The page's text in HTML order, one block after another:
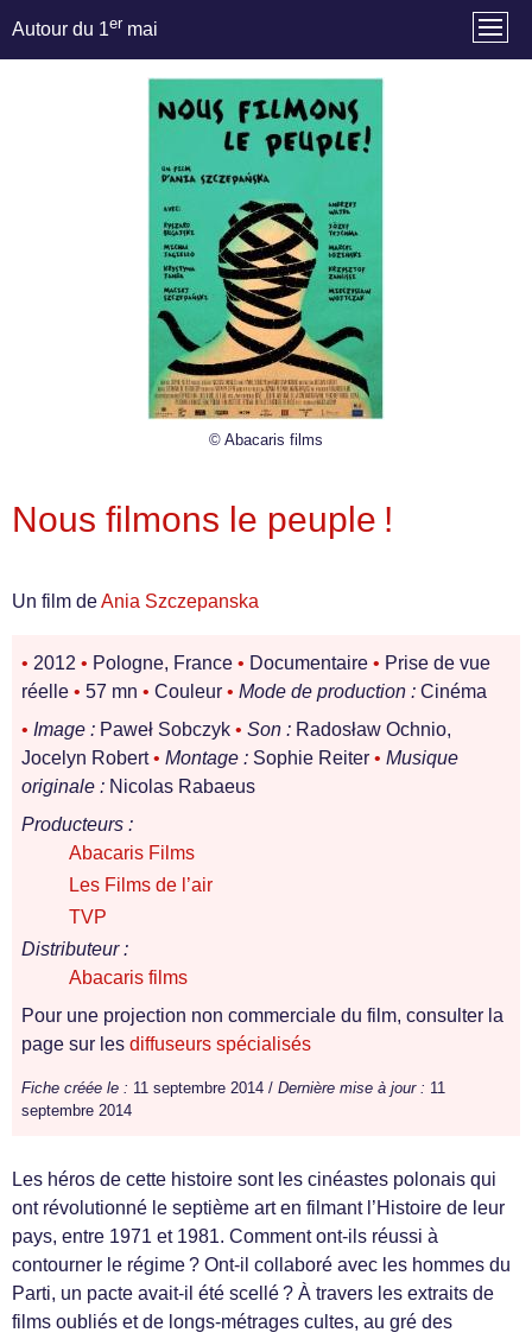
Autour du 1er mai
© Abacaris films
Nous filmons le peuple !
Un film deAnia Szczepanska
• 2012 • Pologne, France • Documentaire • Prise de vue
réelle • 57 mn • Couleur • Mode de production : Cinéma
• Image : Paweł Sobczyk • Son : Radosław Ochnio,
Jocelyn Robert• Montage : Sophie Reiter • Musique
originale : Nicolas Rabaeus
Producteurs :
Abacaris Films
Les Films de l’air
TVP
Distributeur :
Abacaris films
Pour une projection non commerciale du film, consulter la
page sur les diffuseurs spécialisés
Fiche créée le : 11 septembre 2014 / Dernière mise à jour : 11
septembre 2014
Les héros de cette histoire sont les cinéastes polonais qui
ont révolutionné le septième art en filmant l’Histoire de leur
pays, entre 1971 et 1981. Comment ont-ils réussi à
contourner le régime ? Ont-il collaboré avec les hommes du
Parti, un pacte avait-il été scellé ? À travers les extraits de
films oubliés et de longs-métrages cultes, au gré des